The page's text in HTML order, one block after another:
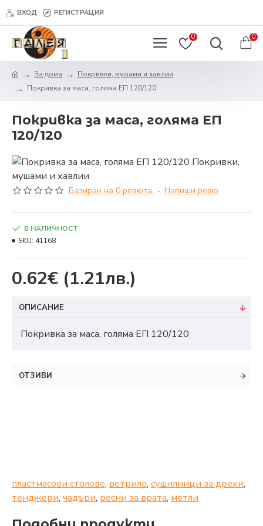
ВХОД РЕГИСТРАЦИЯ
0 0
За дома
Покривки, мушами и хавлии
Покривка за маса, голяма ЕП 120/120
Покривка за маса, голяма ЕП
120/120
Базиран на 0 ревюта. - Напиши ревю
0.62€ (1.21лв.)
В НАЛИЧНОСТ
SKU: 41168
ОПИСАНИЕ
Покривка за маса, голяма ЕП 120/120
ОТЗИВИ
пластмасови столове, ветрило, сушилници за дрехи,
тенджери, чадъри, ресни за врата, метли